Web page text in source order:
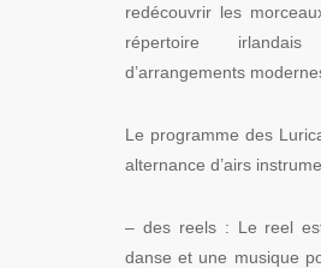
redécouvrir les
répertoire
d’arrangements
Le programme des
alternance d’airs
– des reels : Le reel
danse et une musique